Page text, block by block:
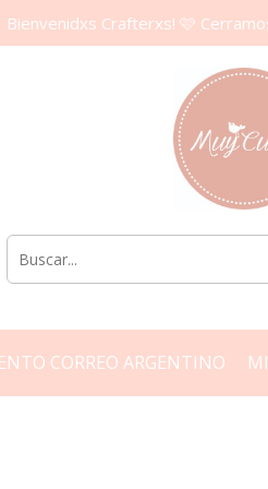
Bienvenidxs Crafterxs! 🩷
CORREO ARGENTINO